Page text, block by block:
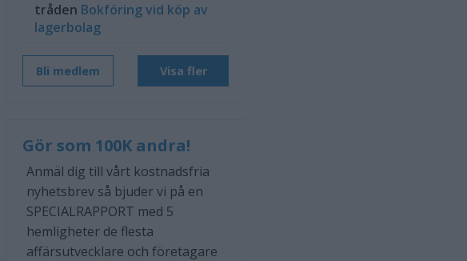
tråden Bokföring vid köp av
lagerbolag
Bli medlem Visa fler
Gör som 100K andra!
Anmäl dig till vårt kostnadsfria
nyhetsbrev så bjuder vi på en
SPECIALRAPPORT med 5
hemligheter de flesta
affärsutvecklare och företagare